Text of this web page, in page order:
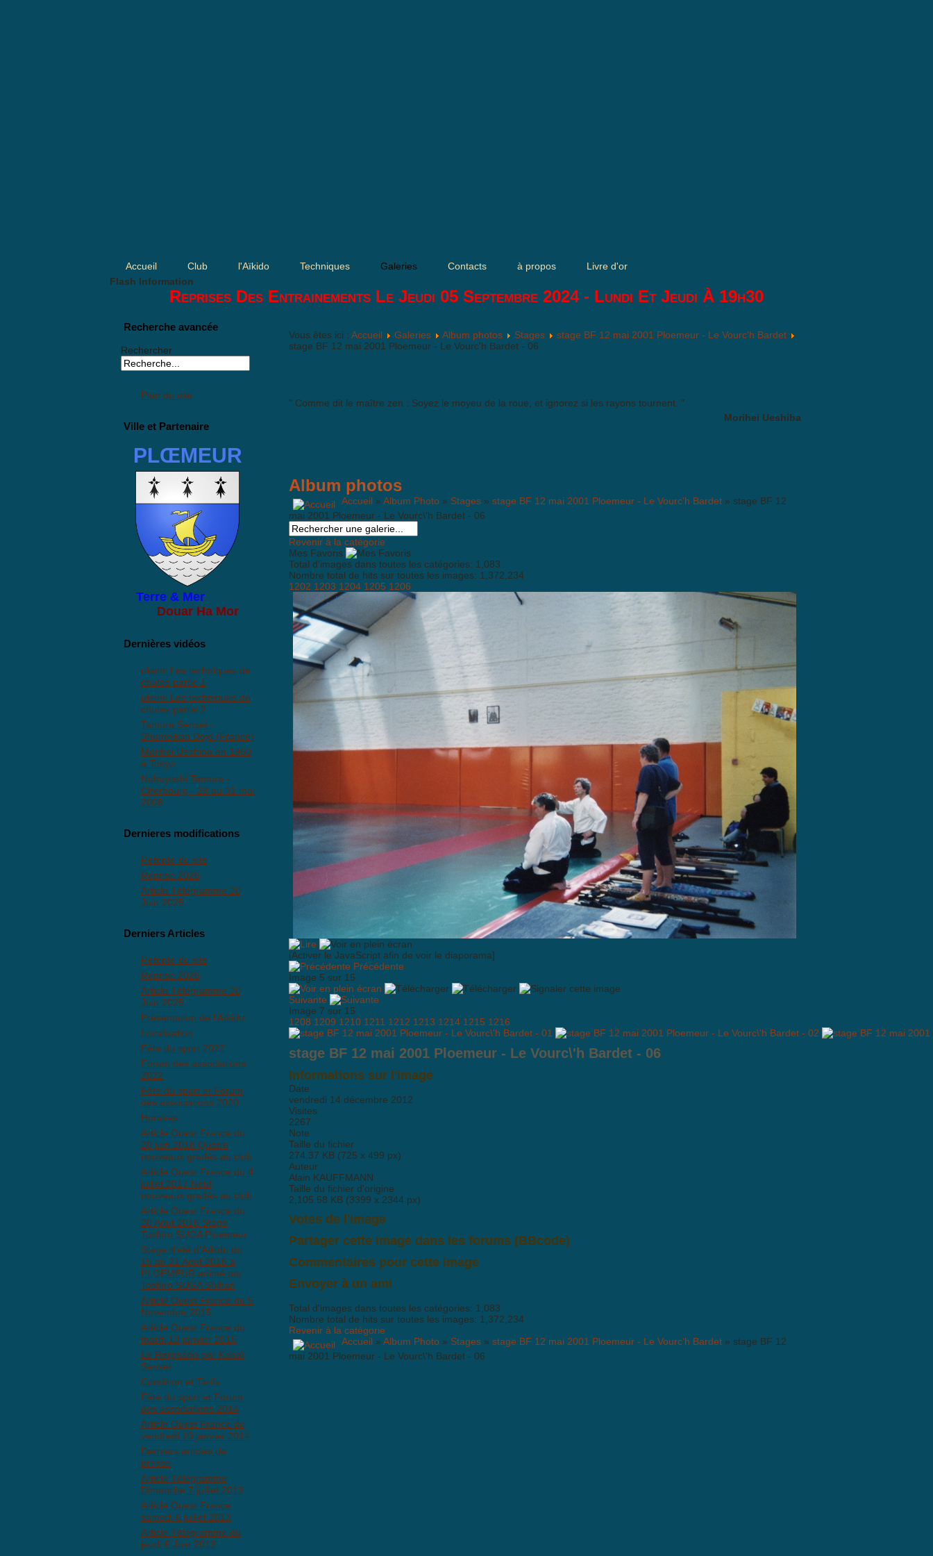
Accueil Club l'Aïkido Techniques Galeries Contacts à propos
Livre d'or
Flash Information
Reprises Des Entrainements Le Jeudi 05 Septembre 2024 - Lundi Et Jeudi À 19h30
Recherche avancée
Rechercher
Plan du site
Ville et Partenaire
PLŒMEUR
Terre & Mer
Douar Ha Mor
Dernières vidéos
ukemi Les techniques de
chutes partie 1
ukemi Les techniques de
chutes partie 2
Tamura Sensei -
Shumeikan Dojo (France)
Morihei Ueshiba en 1960
à Tokyo
Nobuyoshi Tamura -
Cherbourg - 29 au 31 mai
2008
Dernieres modifications
Refonte du site
Reprise 2026
Article Télégramme 20
Juin 2025
Derniers Articles
Refonte du site
Reprise 2026
Article Télégramme 20
Juin 2025
Présentation de l'Aïkido
Localisation
Fête du sport 2022
Forum des associations
2022
Fête du sport et Forum
des associations 2020
Horaires
Article Ouest France du
20 juin 2018 Quatre
nouveaux gradés au club
Article Ouest France du 4
juillet 2017 Neuf
nouveaux gradés au club
Article Ouest France du
20 Aout 2016 Stage
Toshiro SUGA Ploemeur
Stage d'été d'Aïkido du
15 au 21 Aout 2016 à
PLOEMEUR animé par
Toshiro SUGA Shihan
Article Ouest France du 5
Novembre 2015
Article Ouest France du
mardi 13 janvier 2015
Le Reigisaho par Kanaï
Senseï
Condition et Tarifs
Fête du sport et Forum
des associations 2014
Article Ouest France du
vendredi 10 janvier 2014
Derniers articles de
presse
Article Télégramme
Dimanche 7 juillet 2013
Article Ouest France
samedi 6 juillet 2013
Article Télégramme du
jeudi 6 Juin 2013
Vous êtes ici : Accueil Galeries Album photos Stages
stage BF 12 mai 2001 Ploemeur - Le Vourc'h Bardet
stage BF 12 mai 2001 Ploemeur - Le Vourc'h Bardet - 06
" Comme dit le maître zen : Soyez le moyeu de la roue, et ignorez si les rayons tournent. "
Morihei Ueshiba
Album photos
Accueil » Album Photo » Stages» stage BF 12 mai 2001 Ploemeur - Le Vourc'h Bardet» stage BF 12
mai 2001 Ploemeur - Le Vourc\'h Bardet - 06
Revenir à la catégorie
Mes Favoris
Total d'images dans toutes les catégories: 1,083
Nombre total de hits sur toutes les images: 1,372,234
1202 1203 1204 1205 1206
[Activer le JavaScript afin de voir le diaporama]
Précédente
Image 5 sur 15
Suivante
Image 7 sur 15
1208 1209 1210 1211 1212 1213 1214 1215 1216
stage BF 12 mai 2001 Ploemeur - Le Vourc\'h Bardet - 06
Informations sur l'image
Date
vendredi 14 décembre 2012
Visites
2267
Note
Taille du fichier
274.37 KB (725 x 499 px)
Auteur
Alain KAUFFMANN
Taille du fichier d'origine
2,105.58 KB (3399 x 2344 px)
Votes de l'image
Partager cette image dans les forums (BBcode)
Commentaires pour cette image
Envoyer à un ami
Total d'images dans toutes les catégories: 1,083
Nombre total de hits sur toutes les images: 1,372,234
Revenir à la catégorie
Accueil » Album Photo » Stages» stage BF 12 mai 2001 Ploemeur - Le Vourc'h Bardet» stage BF 12
mai 2001 Ploemeur - Le Vourc\'h Bardet - 06